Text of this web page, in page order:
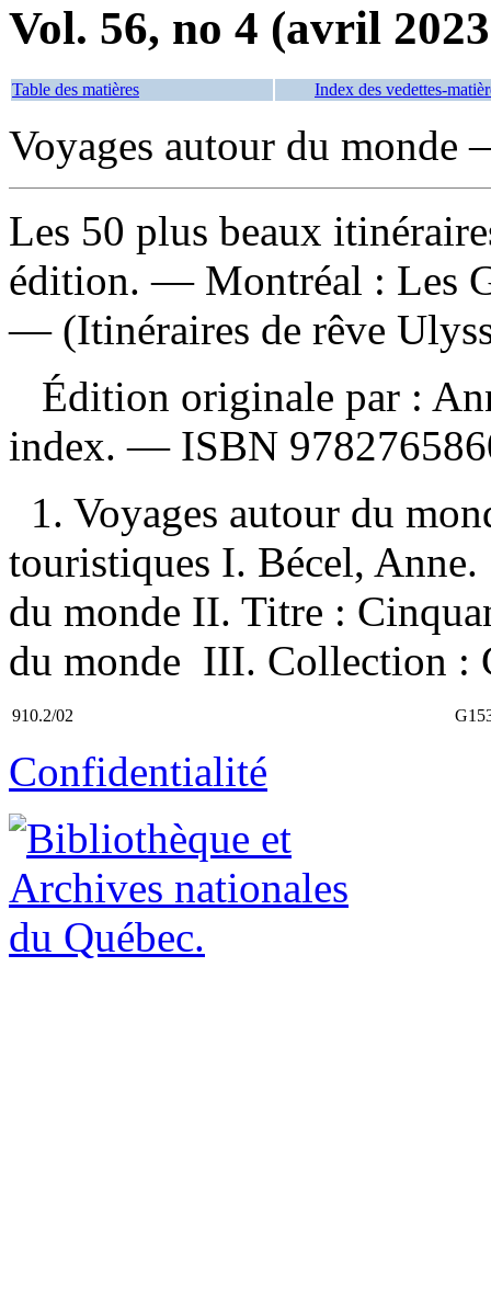
Vol. 56, no 4 (avril
Table des matières Index des vedettes-
Voyages autour du monde
Les 50 plus beaux
édition. — Montréal : Les
— (Itinéraires de rêve
Édition originale par :
index. — ISBN
1. Voyages autour du
touristiques I. Bécel,
du monde II. Titre :
du monde III. Collection :
910.2/02
Confidentialité